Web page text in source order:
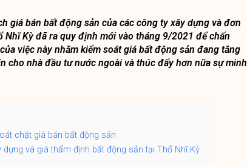
giá bán bất động sản của các công ty xây dựng và đơn
Kỳ đã ra quy định mới vào tháng 9/2021 để chấn
việc này nhằm kiểm soát giá bất động sản đang tăng
cho nhà đầu tư nước ngoài và thúc đẩy hơn nữa sự minh
chặt giá bán bất động sản
và giá thẩm định bất động sản tại Thổ Nhĩ Kỳ